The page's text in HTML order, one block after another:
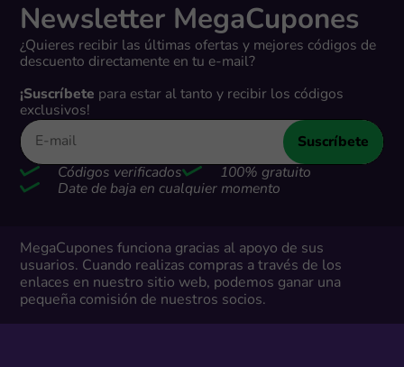
Newsletter MegaCupones
¿Quieres recibir las últimas ofertas y mejores códigos de
descuento directamente en tu e-mail?
¡Suscríbete para estar al tanto y recibir los códigos
exclusivos!
Suscríbete
Códigos verificados
100% gratuito
Date de baja en cualquier momento
MegaCupones funciona gracias al apoyo de sus
usuarios. Cuando realizas compras a través de los
enlaces en nuestro sitio web, podemos ganar una
pequeña comisión de nuestros socios.